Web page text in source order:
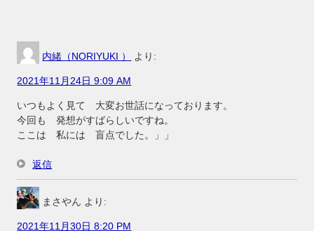
内緒（NORIYUKI ） より:
2021年11月24日 9:09 AM
いつもよく見て 大変お世話になっております。
今回も 発想がすばらしいですね。
ここは 私には 盲点でした。」」
返信
まさやん より:
2021年11月30日 8:20 PM